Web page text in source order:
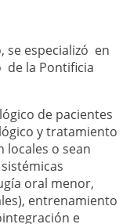
se especializó en
de la Pontificia
de pacientes
y tratamiento
locales o sean
oral menor,
entrenamiento
e